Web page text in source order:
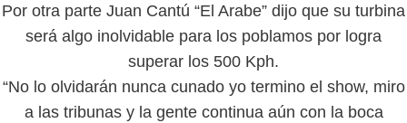
Por otra parte Juan Cantú “El Arabe” dijo que su turbina
será algo inolvidable para los poblamos por logra
superar los 500 Kph.
“No lo olvidarán nunca cunado yo termino el show, miro
a las tribunas y la gente continua aún con la boca